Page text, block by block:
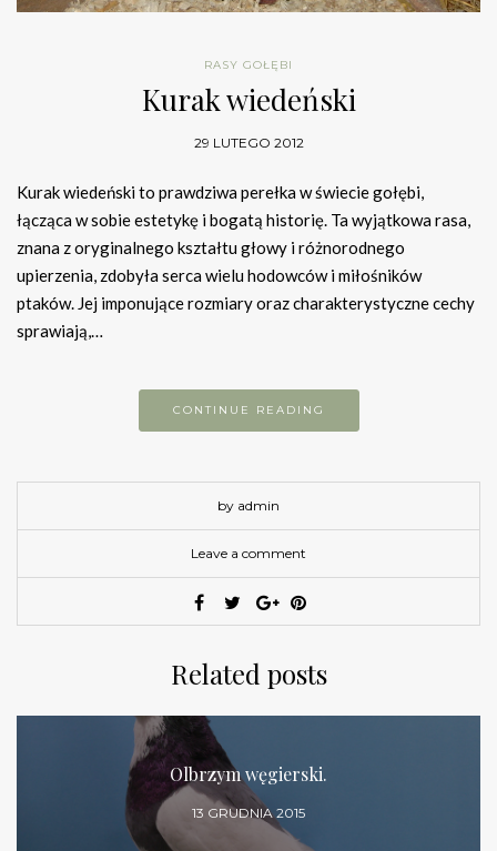
RASY GOŁĘBI
Kurak wiedeński
29 LUTEGO 2012
Kurak wiedeński to prawdziwa perełka w świecie gołębi,
łącząca w sobie estetykę i bogatą historię. Ta wyjątkowa rasa,
znana z oryginalnego kształtu głowy i różnorodnego
upierzenia, zdobyła serca wielu hodowców i miłośników
ptaków. Jej imponujące rozmiary oraz charakterystyczne cechy
sprawiają,…
CONTINUE READING
by admin
Leave a comment
Related posts
Olbrzym węgierski.
13 GRUDNIA 2015